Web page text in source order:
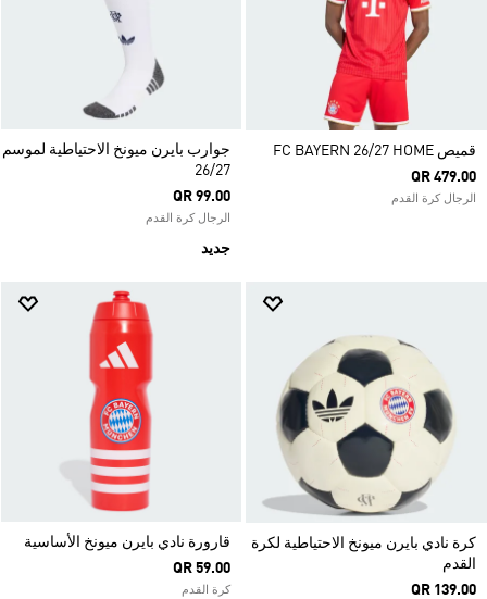
قميص FC BAYERN 26/27 HOME
QR 479.00
الرجال كرة القدم
جوارب بايرن ميونخ الاحتياطية لموسم
26/27
QR 99.00
الرجال كرة القدم
جديد
كرة نادي بايرن ميونخ الاحتياطية لكرة
القدم
QR 139.00
قارورة نادي بايرن ميونخ الأساسية
QR 59.00
كرة القدم